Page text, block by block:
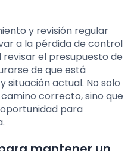
y revisión regular
a la pérdida de control
el presupuesto de
de que está
situación actual. No solo
correcto, sino que
para